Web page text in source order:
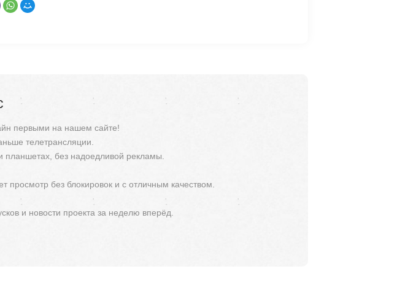
первыми на нашем сайте!
телетрансляции.
планшетах, без надоедливой рекламы.
просмотр без блокировок и с отличным качеством.
и новости проекта за неделю вперёд.